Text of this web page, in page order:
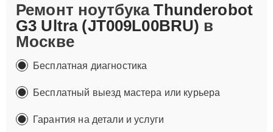
Ремонт ноутбукаThunderobot
G3 Ultra (JT009L00BRU) в
Москве
Бесплатная диагностика
Бесплатный выезд мастера или курьера
Гарантия на детали и услуги